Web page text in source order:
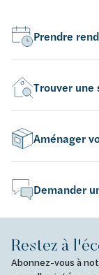
Prendre
Trouver une
Aménager
Demander
Restez à
Abonnez-vous à